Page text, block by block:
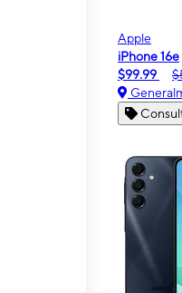
Apple
iPhone 16e
$99.99